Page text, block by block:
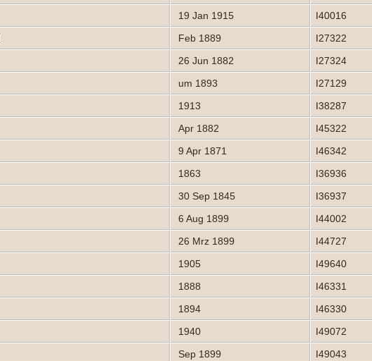
19 Jan 1915 I40016
Feb 1889 I27322
26 Jun 1882 I27324
um 1893 I27129
1913 I38287
Apr 1882 I45322
9 Apr 1871 I46342
1863 I36936
30 Sep 1845 I36937
6 Aug 1899 I44002
26 Mrz 1899 I44727
1905 I49640
1888 I46331
1894 I46330
1940 I49072
Sep 1899 I49043